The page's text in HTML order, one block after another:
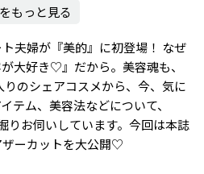
もっと見る
夫婦が『美的』に初登場！ なぜ
大好き♡』だから。美容魂も、
のシェアコスメから、今、気に
テム、美容法などについて、
りお伺いしています。今回は本誌
ーカットを大公開♡